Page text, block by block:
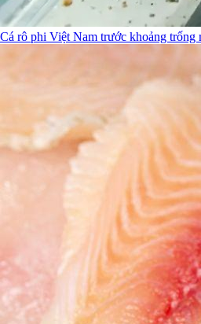
Cá rô phi Việt Nam trước khoảng trống